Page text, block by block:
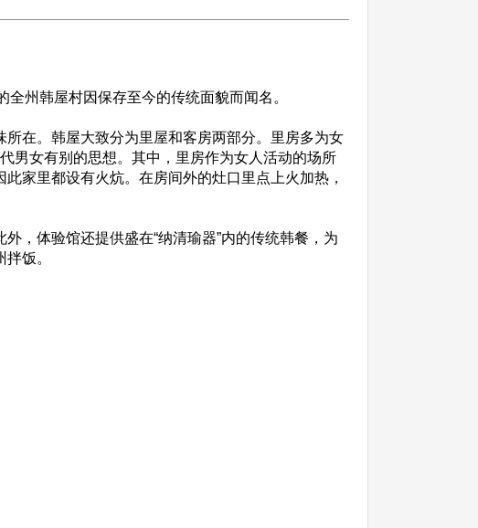
州韩屋村因保存至今的传统面貌而闻名。
在。韩屋大致分为里屋和客房两部分。里房多为女
男女有别的思想。其中，里房作为女人活动的场所
家里都设有火炕。在房间外的灶口里点上火加热，
，体验馆还提供盛在“纳清瑜器”内的传统韩餐，为
饭。